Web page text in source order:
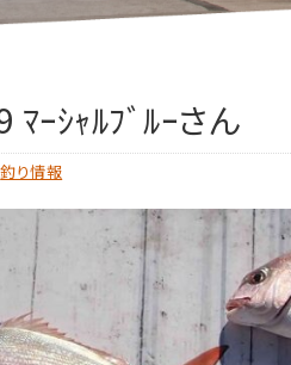
ｰｼｬﾙﾌﾞﾙｰさん
釣り情報